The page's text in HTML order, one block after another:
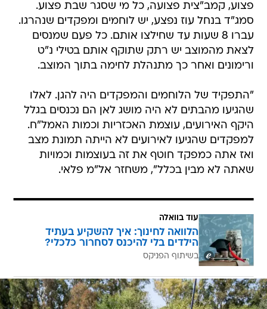
פצוע, קמב"צית פצועה, כל מי שסגר שבת פצוע.
סמג"ד בנחל עוז נפצע, יש לוחמים ומפקדים שנהרגו.
עברו 8 שעות עד שחילצו אותם. כל פעם שמנסים
לצאת מהמוצב יש רתק שתוקף אותם בטילי נ"ט
ורימונים ואחר כך מתנהלת לחימה בתוך המוצב.
"התפקיד של הלוחמים והמפקדים היה להגן. לאלו
שהגיעו מהבתים לא היה מושג לאן הם נכנסים בגלל
היקף האירועים, עוצמת האכזריות וכמות האמל"ח.
למפקדים שהגיעו לאירועים לא הייתה תמונת מצב
ואז אתה כמפקד חוטף את זה בעוצמות וכמויות
שאתה לא מבין בכלל", משחזר אל"מ פלאי.
עוד בוואלה
הלוואה לחינוך: איך להשקיע בעתיד
הילדים בלי להיכנס לסחרור כלכלי?
בשיתוף הפניקס